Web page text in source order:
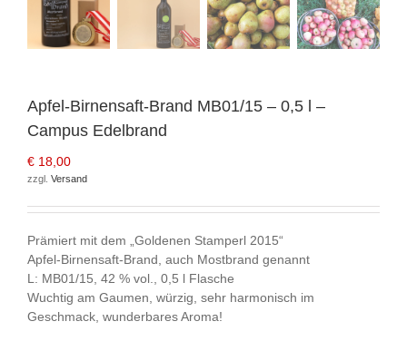
Apfel-Birnensaft-Brand MB01/15 – 0,5 l –
Campus Edelbrand
€ 18,00
zzgl. Versand
Prämiert mit dem „Goldenen Stamperl 2015“
Apfel-Birnensaft-Brand, auch Mostbrand genannt
L: MB01/15, 42 % vol., 0,5 l Flasche
Wuchtig am Gaumen, würzig, sehr harmonisch im
Geschmack, wunderbares Aroma!